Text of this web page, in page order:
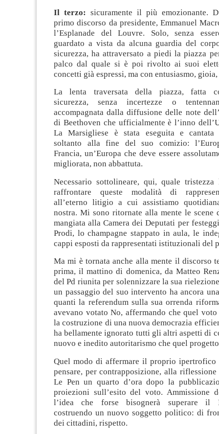
Il terzo: sicuramente il più emozionante.
primo discorso da presidente, Emmanuel
l’Esplanade del Louvre. Solo, senza
guardato a vista da alcuna guardia del
sicurezza, ha attraversato a piedi la piazza
palco dal quale si è poi rivolto ai suoi
concetti già espressi, ma con entusiasmo,
La lenta traversata della piazza, fatta
sicurezza, senza incertezze o
accompagnata dalla diffusione delle note
di Beethoven che ufficialmente è l’inno
La Marsigliese è stata eseguita e cantata
soltanto alla fine del suo comizio:
Francia, un’Europa che deve essere
migliorata, non abbattuta.
Necessario sottolineare, qui, quale
raffrontare queste modalità di
all’eterno litigio a cui assistiamo
nostra. Mi sono ritornate alla mente le scene
mangiata alla Camera dei Deputati per
Prodi, lo champagne stappato in aula, le
cappi esposti da rappresentati istituzionali del
Ma mi è tornata anche alla mente il discorso
prima, il mattino di domenica, da Matteo
del Pd riunita per solennizzare la sua
un passaggio del suo intervento ha ancora
quanti la referendum sulla sua orrenda
avevano votato No, affermando che quel
la costruzione di una nuova democrazia
ha bellamente ignorato tutti gli altri aspetti di
nuovo e inedito autoritarismo che quel
Quel modo di affermare il proprio ipertrofico
pensare, per contrapposizione, alla
Le Pen un quarto d’ora dopo la
proiezioni sull’esito del voto. Ammissione
l’idea che forse bisognerà superare il
costruendo un nuovo soggetto politico: di
dei cittadini, rispetto.